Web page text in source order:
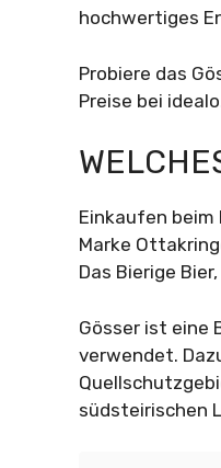
hochwertiges
Probiere das
Preise bei
Einkaufen beim
Marke
Das Bierige
Gösser ist eine
verwendet.
südsteirischen